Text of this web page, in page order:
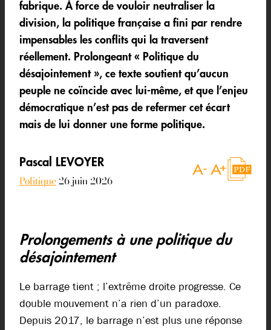
fabrique. À force de vouloir neutraliser la
division, la politique française a fini par rendre
impensables les conflits qui la traversent
réellement. Prolongeant « Politique du
désajointement », ce texte soutient qu’aucun
peuple ne coïncide avec lui-même, et que l’enjeu
démocratique n’est pas de refermer cet écart
mais de lui donner une forme politique.
Pascal LEVOYER
Politique 26 juin 2026
Prolongements à une politique du
désajointement
Le barrage tient ; l’extrême droite progresse. Ce
double mouvement n’a rien d’un paradoxe.
Depuis 2017, le barrage n’est plus une réponse